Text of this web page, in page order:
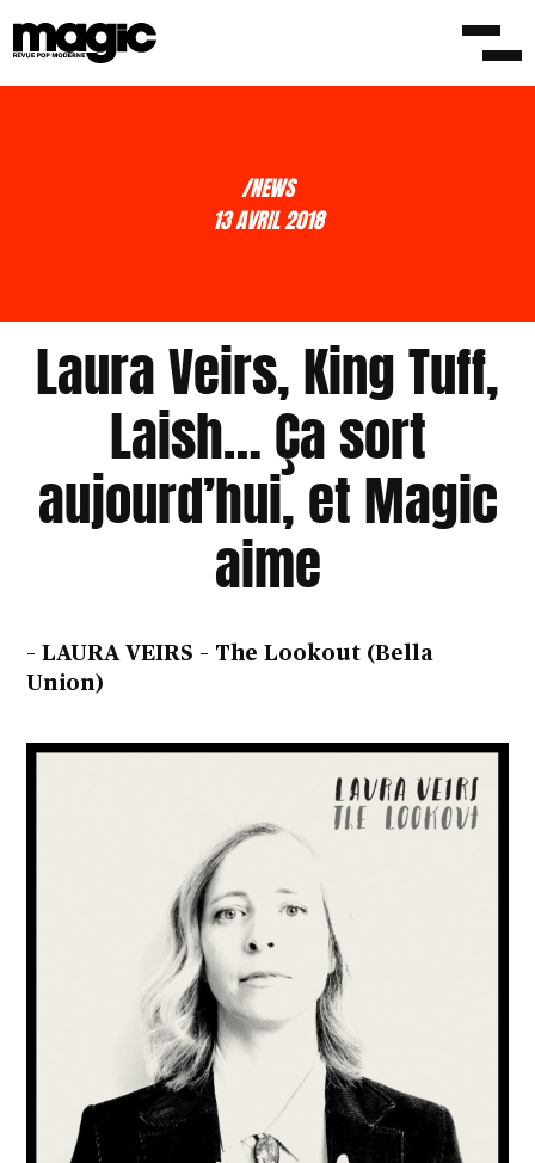
/NEWS
13 AVRIL 2018
Laura Veirs, King Tuff,
Laish… Ça sort
aujourd’hui, et Magic
aime
– LAURA VEIRS – The Lookout (Bella
Union)